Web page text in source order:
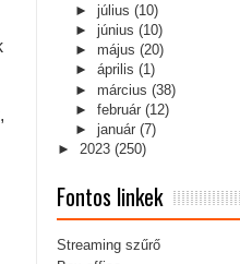
► július (10)
► június (10)
► május (20)
► április (1)
► március (38)
► február (12)
► január (7)
► 2023 (250)
Fontos linkek
Streaming szűrő